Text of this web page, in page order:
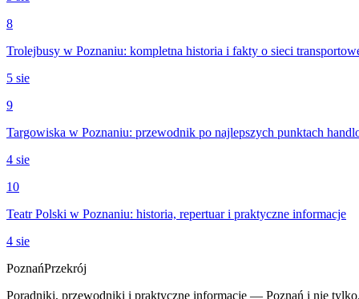
8
Trolejbusy w Poznaniu: kompletna historia i fakty o sieci
5 sie
9
Targowiska w Poznaniu: przewodnik po najlepszych punktach
4 sie
10
Teatr Polski w Poznaniu: historia, repertuar i praktyczne informacje
4 sie
PoznańPrzekrój
Poradniki, przewodniki i praktyczne informacje — Poznań i nie tylko.